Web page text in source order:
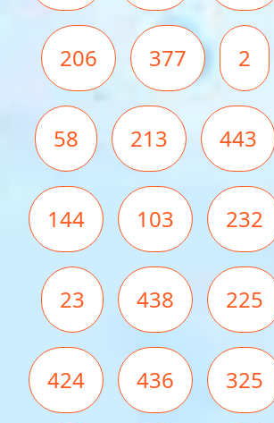
206 377 2
58 213 443
144 103 232
23 438 225
424 436 325